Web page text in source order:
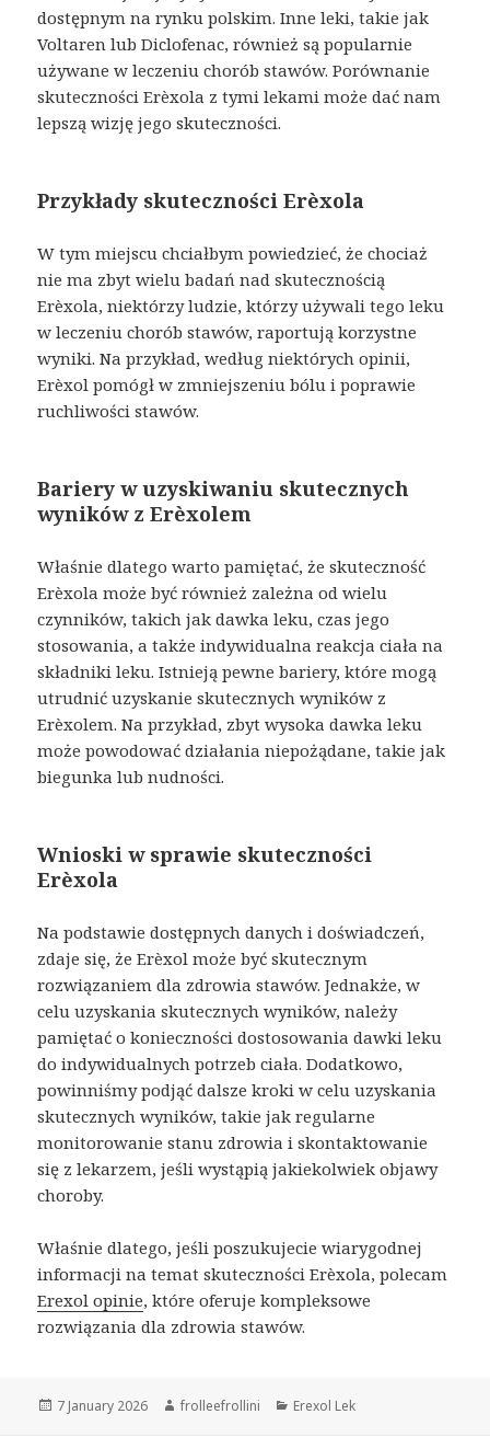
dostępnym na rynku polskim. Inne leki, takie jak
Voltaren lub Diclofenac, również są popularnie
używane w leczeniu chorób stawów. Porównanie
skuteczności Erèxola z tymi lekami może dać nam
lepszą wizję jego skuteczności.
Przykłady skuteczności Erèxola
W tym miejscu chciałbym powiedzieć, że chociaż
nie ma zbyt wielu badań nad skutecznością
Erèxola, niektórzy ludzie, którzy używali tego leku
w leczeniu chorób stawów, raportują korzystne
wyniki. Na przykład, według niektórych opinii,
Erèxol pomógł w zmniejszeniu bólu i poprawie
ruchliwości stawów.
Bariery w uzyskiwaniu skutecznych
wyników z Erèxolem
Właśnie dlatego warto pamiętać, że skuteczność
Erèxola może być również zależna od wielu
czynników, takich jak dawka leku, czas jego
stosowania, a także indywidualna reakcja ciała na
składniki leku. Istnieją pewne bariery, które mogą
utrudnić uzyskanie skutecznych wyników z
Erèxolem. Na przykład, zbyt wysoka dawka leku
może powodować działania niepożądane, takie jak
biegunka lub nudności.
Wnioski w sprawie skuteczności
Erèxola
Na podstawie dostępnych danych i doświadczeń,
zdaje się, że Erèxol może być skutecznym
rozwiązaniem dla zdrowia stawów. Jednakże, w
celu uzyskania skutecznych wyników, należy
pamiętać o konieczności dostosowania dawki leku
do indywidualnych potrzeb ciała. Dodatkowo,
powinniśmy podjąć dalsze kroki w celu uzyskania
skutecznych wyników, takie jak regularne
monitorowanie stanu zdrowia i skontaktowanie
się z lekarzem, jeśli wystąpią jakiekolwiek objawy
choroby.
Właśnie dlatego, jeśli poszukujecie wiarygodnej
informacji na temat skuteczności Erèxola, polecam
Erexol opinie, które oferuje kompleksowe
rozwiązania dla zdrowia stawów.
Posted
7 January 2026 Author
frolleefrollini Categories
Erexol Lek